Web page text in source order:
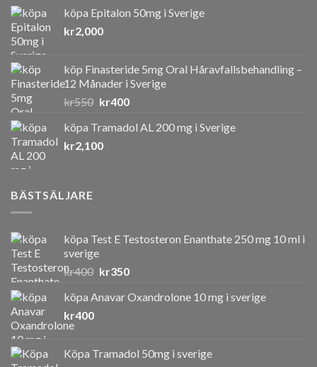
köpa Epitalon 50mg i Sverige
kr2,000
köp Finasteride 5mg Oral Håravfallsbehandling –
12 Månader i Sverige
kr550 Det
priset
var:
kr400Det
priset
köpa Tramadol AL 200 mg i Sverige
kr2,100
BÄSTSÄLJARE
köpa Test E Testosteron Enanthate 250 mg 10 ml i
sverige
kr400 Det
priset
kr350Det
priset
köpa Anavar Oxandrolone 10 mg i sverige
kr400
Köpa Tramadol 50mg i sverige